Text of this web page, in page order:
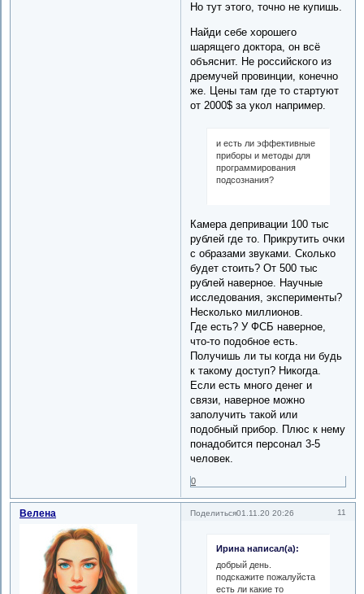
Но тут этого, точно не купишь.
Найди себе хорошего
шарящего доктора, он всё
объяснит. Не российского из
дремучей провинции, конечно
же. Цены там где то стартуют
от 2000$ за укол например.
и есть ли эффективные
приборы и методы для
программирования
подсознания?
Камера депривации 100 тыс
рублей где то. Прикрутить очки
с образами звуками. Сколько
будет стоить? От 500 тыс
рублей наверное. Научные
исследования, эксперименты?
Несколько миллионов.
Где есть? У ФСБ наверное,
что-то подобное есть.
Получишь ли ты когда ни будь
к такому доступ? Никогда.
Если есть много денег и
связи, наверное можно
заполучить такой или
подобный прибор. Плюс к нему
понадобится персонал 3-5
человек.
0
Поделиться 11
01.11.20 20:26
Велена
Ирина написал(а):
добрый день.
подскажите пожалуйста
есть ли какие то